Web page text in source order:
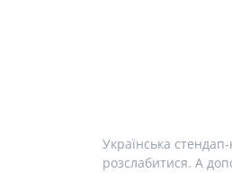
Українська
розслабитися. А